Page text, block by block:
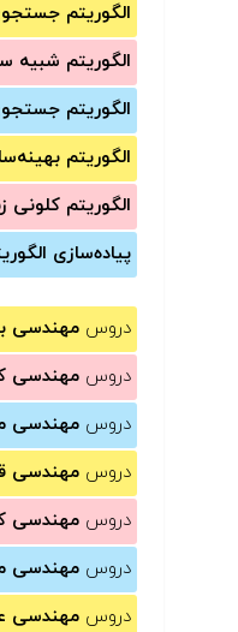
الگوریتم
الگوریتم شبیه
الگوریتم
الگوریتم
الگوریتم کلونی
پیاده‌سازی
دروس مهندسی
دروس مهندسی
دروس مهندسی
دروس مهندسی
دروس مهندسی
دروس مهندسی
دروس مهندسی